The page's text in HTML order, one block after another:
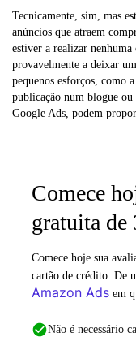
Tecnicamente, sim, mas
anúncios que atraem
estiver a realizar
provavelmente a deixar
pequenos esforços, como
publicação num blogue ou
Google Ads, podem
Comece
gratuita de
Comece hoje sua
cartão de crédito. De
Amazon Ads em
Não é necessário